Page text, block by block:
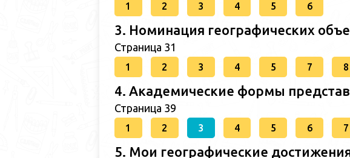
1 2 3 4 5 6
3. Номинация географических
Страница 31
1 2 3 4 5 7 8
4. Академические формы
Страница 39
1 2 3 4 5 6 7
5. Мои географические